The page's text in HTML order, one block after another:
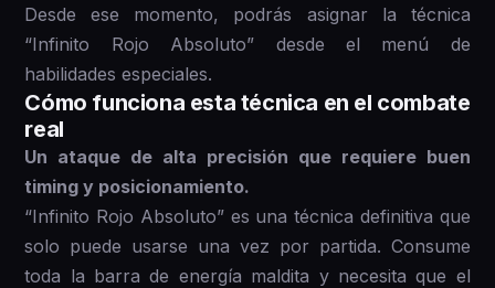
Desde ese momento, podrás asignar la técnica
“Infinito Rojo Absoluto” desde el menú de
habilidades especiales.
Cómo funciona esta técnica en el combate
real
Un ataque de alta precisión que requiere buen
timing y posicionamiento.
“Infinito Rojo Absoluto” es una técnica definitiva que
solo puede usarse una vez por partida. Consume
toda la barra de energía maldita y necesita que el